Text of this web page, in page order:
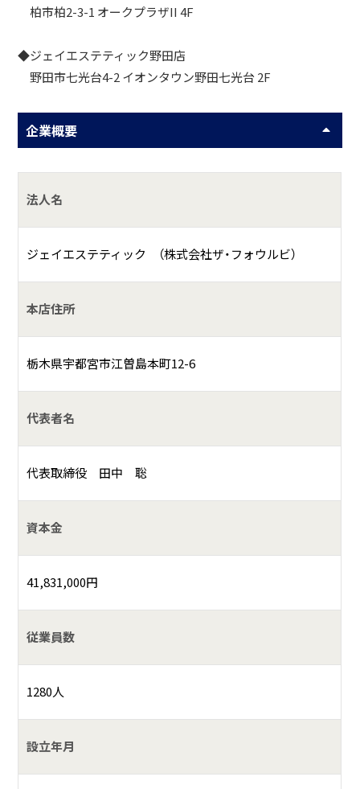
柏市柏2-3-1 オークプラザII 4F
◆ジェイエステティック野田店
野田市七光台4-2 イオンタウン野田七光台 2F
企業概要
法人名
ジェイエステティック （株式会社ザ・フォウルビ）
本店住所
栃木県宇都宮市江曽島本町12-6
代表者名
代表取締役 田中 聡
資本金
41,831,000円
従業員数
1280人
設立年月